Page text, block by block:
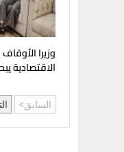
وزيرا
الاقتصادية
السابق